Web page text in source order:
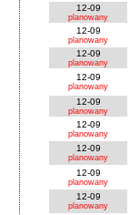
12-09
planowany
12-09
planowany
12-09
planowany
12-09
planowany
12-09
planowany
12-09
planowany
12-09
planowany
12-09
planowany
12-09
planowany